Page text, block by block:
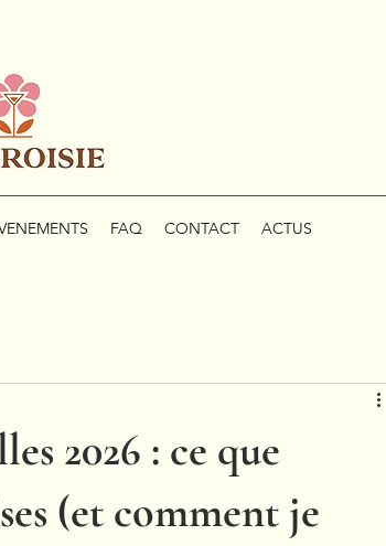
FAQ CONTACT ACTUS
2026 : ce que
(et comment je